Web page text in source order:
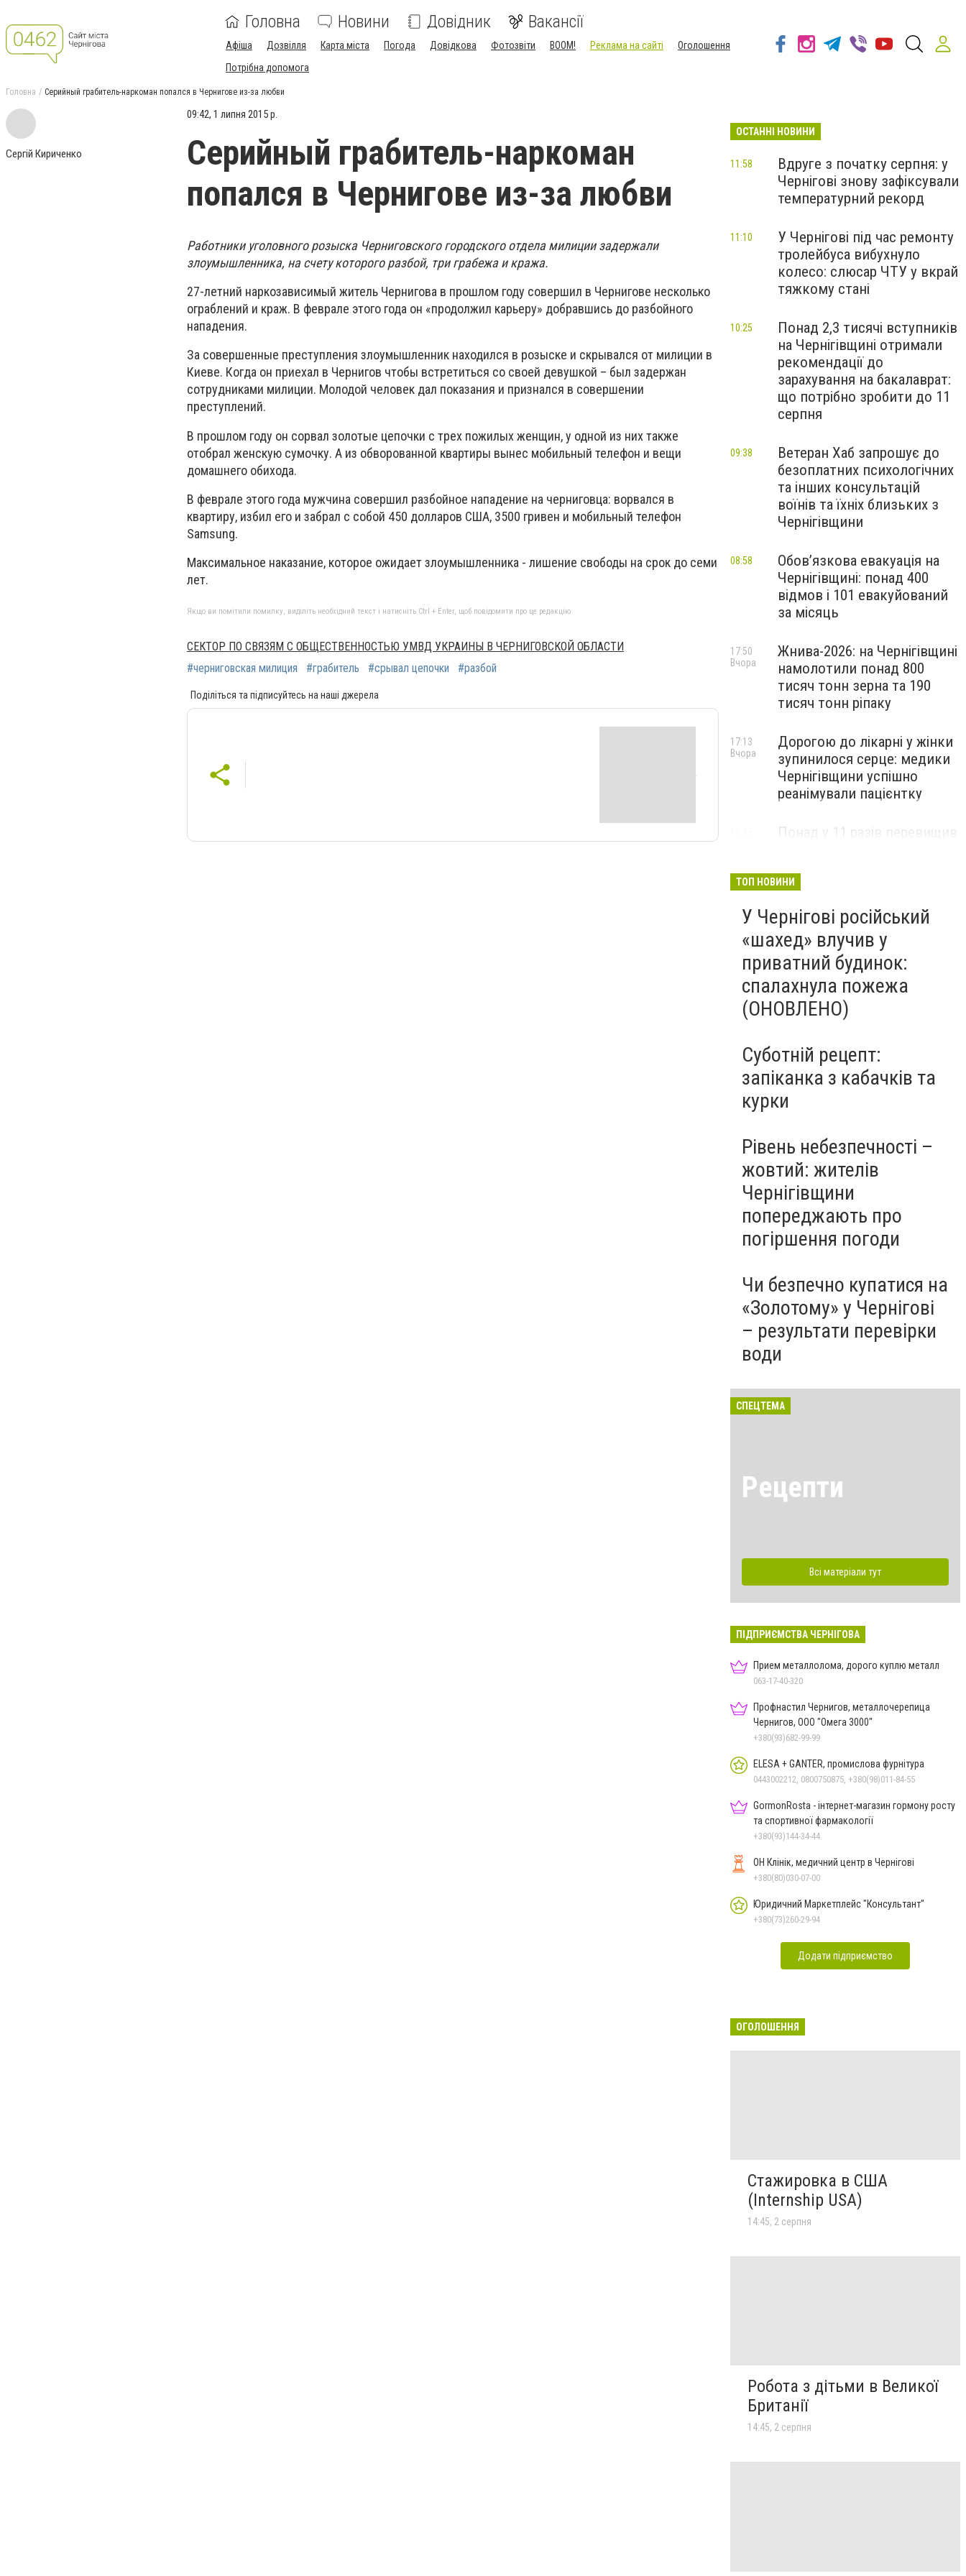
Головна Новини Довідник Вакансії
Афіша Дозвілля Карта міста Погода Довідкова Фотозвіти BOOM! Реклама на сайті
Оголошення
Потрібна допомога
Головна Серийный грабитель-наркоман попался в Чернигове из-за любви
Сергій Кириченко
09:42, 1 липня 2015 р.
Серийный грабитель-наркоман
попался в Чернигове из-за любви
Работники уголовного розыска Черниговского городского отдела милиции задержали
злоумышленника, на счету которого разбой, три грабежа и кража.
27-летний наркозависимый житель Чернигова в прошлом году совершил в Чернигове несколько
ограблений и краж. В феврале этого года он «продолжил карьеру» добравшись до разбойного
нападения.
За совершенные преступления злоумышленник находился в розыске и скрывался от милиции в
Киеве. Когда он приехал в Чернигов чтобы встретиться со своей девушкой – был задержан
сотрудниками милиции. Молодой человек дал показания и признался в совершении
преступлений.
В прошлом году он сорвал золотые цепочки с трех пожилых женщин, у одной из них также
отобрал женскую сумочку. А из обворованной квартиры вынес мобильный телефон и вещи
домашнего обихода.
В феврале этого года мужчина совершил разбойное нападение на черниговца: ворвался в
квартиру, избил его и забрал с собой 450 долларов США, 3500 гривен и мобильный телефон
Samsung.
Максимальное наказание, которое ожидает злоумышленника - лишение свободы на срок до семи
лет.
Якщо ви помітили помилку, виділіть необхідний текст і натисніть Ctrl + Enter, щоб повідомити про це редакцію
СЕКТОР ПО СВЯЗЯМ С ОБЩЕСТВЕННОСТЬЮ УМВД УКРАИНЫ В ЧЕРНИГОВСКОЙ ОБЛАСТИ
#черниговская милиция
#грабитель #срывал цепочки #разбой
Поділіться та підписуйтесь на наші джерела
ОСТАННІ НОВИНИ
Вдруге з початку серпня: у
Чернігові знову зафіксували
температурний рекорд
11:58
У Чернігові під час ремонту
тролейбуса вибухнуло
колесо: слюсар ЧТУ у вкрай
тяжкому стані
11:10
Понад 2,3 тисячі вступників
на Чернігівщині отримали
рекомендації до
зарахування на бакалаврат:
що потрібно зробити до 11
серпня
10:25
Ветеран Хаб запрошує до
безоплатних психологічних
та інших консультацій
воїнів та їхніх близьких з
Чернігівщини
09:38
Обов’язкова евакуація на
Чернігівщині: понад 400
відмов і 101 евакуйований
за місяць
08:58
Жнива-2026: на Чернігівщині
намолотили понад 800
тисяч тонн зерна та 190
тисяч тонн ріпаку
17:50
Вчора
Дорогою до лікарні у жінки
зупинилося серце: медики
Чернігівщини успішно
реанімували пацієнтку
17:13
Вчора
Понад у 11 разів перевищив
ТОП НОВИНИ
У Чернігові російський
«шахед» влучив у
приватний будинок:
спалахнула пожежа
(ОНОВЛЕНО)
Суботній рецепт:
запіканка з кабачків та
курки
Рівень небезпечності –
жовтий: жителів
Чернігівщини
попереджають про
погіршення погоди
Чи безпечно купатися на
«Золотому» у Чернігові
– результати перевірки
води
СПЕЦТЕМА
Рецепти
Всі матеріали тут
ПІДПРИЄМСТВА ЧЕРНІГОВА
Прием металлолома, дорого куплю металл
063-17-40-320
Профнастил Чернигов, металлочерепица
Чернигов, ООО "Омега 3000"
+380(93)682-99-99
ELESA + GANTER, промислова фурнітура
0443002212, 0800750875, +380(98)011-84-55
GormonRosta - інтернет-магазин гормону росту
та спортивної фармакології
+380(93)144-34-44
ОН Клінік, медичний центр в Чернігові
+380(80)030-07-00
Юридичний Маркетплейс "Консультант"
+380(73)260-29-94
Додати підприємство
ОГОЛОШЕННЯ
Стажировка в США
(Internship USA)
14:45, 2 серпня
Робота з дітьми в Великої
Британії
14:45, 2 серпня